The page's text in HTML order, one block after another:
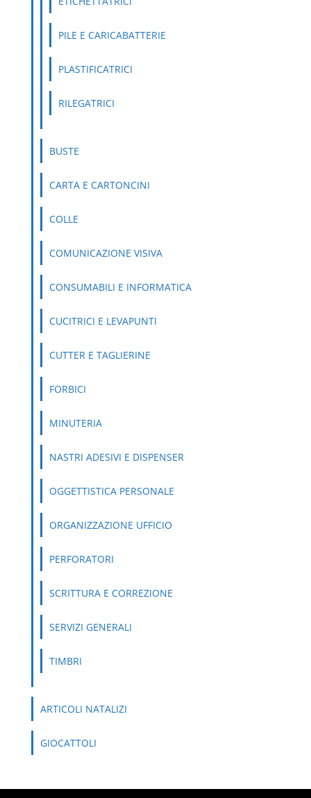
PILE E CARICABATTERIE
PLASTIFICATRICI
RILEGATRICI
BUSTE
CARTA E CARTONCINI
COLLE
COMUNICAZIONE VISIVA
CONSUMABILI E INFORMATICA
CUCITRICI E LEVAPUNTI
CUTTER E TAGLIERINE
FORBICI
MINUTERIA
NASTRI ADESIVI E DISPENSER
OGGETTISTICA PERSONALE
ORGANIZZAZIONE UFFICIO
PERFORATORI
SCRITTURA E CORREZIONE
SERVIZI GENERALI
TIMBRI
ARTICOLI NATALIZI
GIOCATTOLI